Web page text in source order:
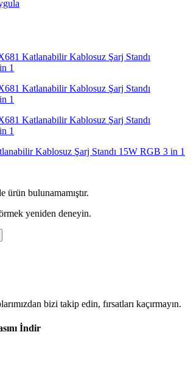
Kablosuz Şarj Standı 15W RGB 3 in 1
ürün bulunamamıştır.
yeniden deneyin.
bizi takip edin, fırsatları kaçırmayın.
İndir